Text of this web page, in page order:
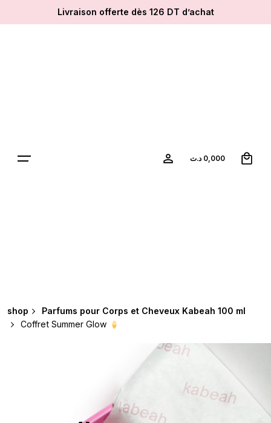
Livraison offerte dès 126 DT d’achat
0,000 د.ت
shop
Parfums pour Corps et Cheveux Kabeah 100 ml
Coffret Summer Glow